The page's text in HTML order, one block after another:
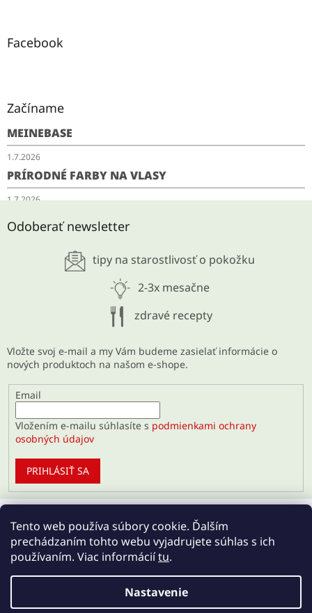
Tento web používa súbory cookie. Ďalším
prechádzaním tohto webu vyjadrujete súhlas s ich
používaním. Viac informáciítu.
Nastavenie
Facebook
Začíname
MEINEBASE
1.7.2026
PRÍRODNÉ FARBY NA VLASY
1.7.2026
SCHUDNITE ODKYSLENÍM
Odoberať newsletter
tipy na starostlivosť o pokožku
2-3x mesačne
zdravé recepty
Vložte svoj e-mail a my Vám budeme zasielať informácie o
nových produktoch na našom e-shope.
Email
Vložením e-mailu súhlasíte s podmienkami ochrany
osobných údajov
PRIHLÁSIŤ SA
Vytvoril Shoptet